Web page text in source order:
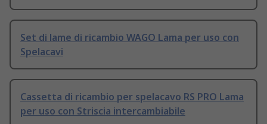
Set di lame di ricambio WAGO Lama per uso con
Spelacavi
Cassetta di ricambio per spelacavo RS PRO Lama
per uso con Striscia intercambiabile